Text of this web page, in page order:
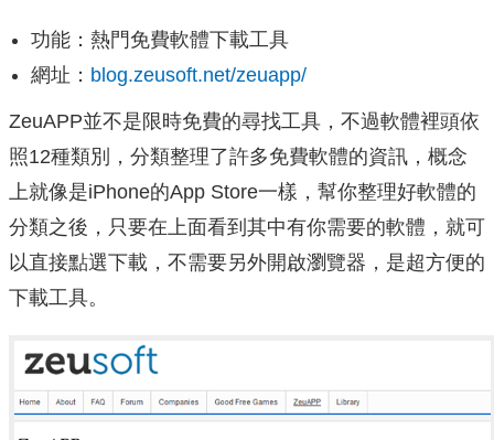
功能：熱門免費軟體下載工具
網址： blog.zeusoft.net/zeuapp/
ZeuAPP並不是限時免費的尋找工具，不過軟體裡頭依
照12種類別，分類整理了許多免費軟體的資訊，概念
上就像是iPhone的App Store一樣，幫你整理好軟體的
分類之後，只要在上面看到其中有你需要的軟體，就可
以直接點選下載，不需要另外開啟瀏覽器，是超方便的
下載工具。